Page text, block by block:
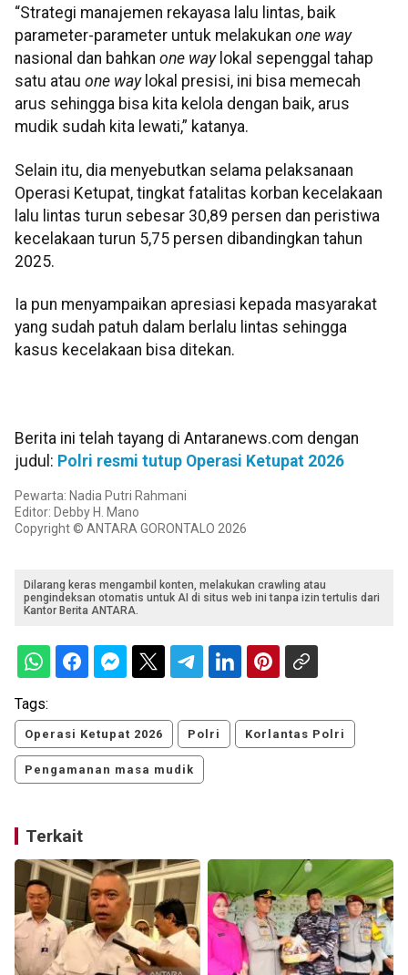
“Strategi manajemen rekayasa lalu lintas, baik
parameter-parameter untuk melakukan one way
nasional dan bahkan one way lokal sepenggal tahap
satu atau one waylokal presisi, ini bisa memecah
arus sehingga bisa kita kelola dengan baik, arus
mudik sudah kita lewati,” katanya.
Selain itu, dia menyebutkan selama pelaksanaan
Operasi Ketupat, tingkat fatalitas korban kecelakaan
lalu lintas turun sebesar 30,89 persen dan peristiwa
kecelakaan turun 5,75 persen dibandingkan tahun
2025.
Ia pun menyampaikan apresiasi kepada masyarakat
yang sudah patuh dalam berlalu lintas sehingga
kasus kecelakaan bisa ditekan.
Berita ini telah tayang di Antaranews.com dengan
judul: Polri resmi tutup Operasi Ketupat 2026
Pewarta: Nadia Putri Rahmani
Editor: Debby H. Mano
Copyright © ANTARA GORONTALO 2026
Dilarang keras mengambil konten, melakukan crawling atau
pengindeksan otomatis untuk AI di situs web ini tanpa izin tertulis dari
Kantor Berita ANTARA.
Tags:
Operasi Ketupat 2026 Polri Korlantas Polri
Pengamanan masa mudik
Terkait